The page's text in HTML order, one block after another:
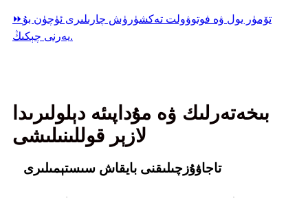
⏩تۆمۈر يول ۋە فوتوۋولت تەكشۈرۈش چارىلىرى ئۈچۈن بۇ
يەرنى چېكىڭ.
بىخەتەرلىك ۋە مۇداپىئە دېلولىرىدا
لازېر قوللىنىلىشى
تاجاۋۇزچىلىقنى بايقاش سىستېمىلىرى